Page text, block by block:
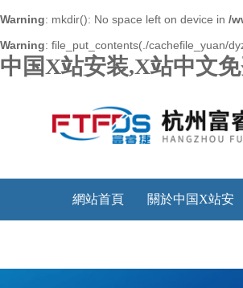
Warning: mkdir(): No space left on device in /
Warning: file_put_contents(./cachefile_yuan/
中国X站安装,X站中文
網站首頁 關於中国X站安